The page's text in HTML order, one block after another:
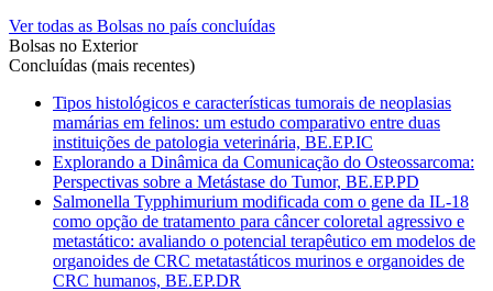
Ver todas as Bolsas no país concluídas
Bolsas no Exterior
Concluídas (mais recentes)
Tipos histológicos e características tumorais de neoplasias
mamárias em felinos: um estudo comparativo entre duas
instituições de patologia veterinária, BE.EP.IC
Explorando a Dinâmica da Comunicação do Osteossarcoma:
Perspectivas sobre a Metástase do Tumor, BE.EP.PD
Salmonella Typphimurium modificada com o gene da IL-18
como opção de tratamento para câncer coloretal agressivo e
metastático: avaliando o potencial terapêutico em modelos de
organoides de CRC metatastáticos murinos e organoides de
CRC humanos, BE.EP.DR